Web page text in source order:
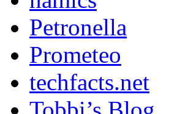
Petronella
Prometeo
techfacts.net